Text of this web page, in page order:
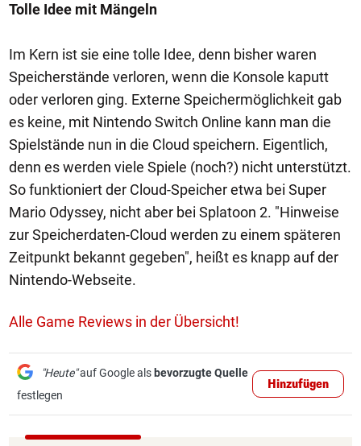
Tolle Idee mit Mängeln
Im Kern ist sie eine tolle Idee, denn bisher waren
Speicherstände verloren, wenn die Konsole kaputt
oder verloren ging. Externe Speichermöglichkeit gab
es keine, mit Nintendo Switch Online kann man die
Spielstände nun in die Cloud speichern. Eigentlich,
denn es werden viele Spiele (noch?) nicht unterstützt.
So funktioniert der Cloud-Speicher etwa bei Super
Mario Odyssey, nicht aber bei Splatoon 2. "Hinweise
zur Speicherdaten-Cloud werden zu einem späteren
Zeitpunkt bekannt gegeben", heißt es knapp auf der
Nintendo-Webseite.
Alle Game Reviews in der Übersicht!
"Heute"auf Google als bevorzugte Quelle
festlegen
Hinzufügen